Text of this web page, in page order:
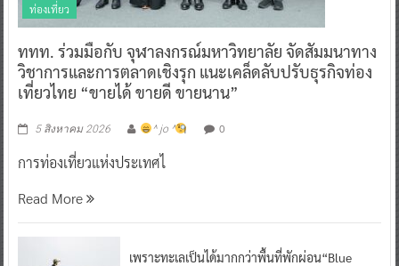
ท่องเที่ยว
ททท. ร่วมมือกับ จุฬาลงกรณ์มหาวิทยาลัย จัดสัมมนาทาง
วิชาการและการตลาดเชิงรุก แนะเคล็ดลับปรับธุรกิจท่อง
เที่ยวไทย “ขายได้ ขายดี ขายนาน”
5 สิงหาคม 2026 ^ jo ^ 0
การท่องเที่ยวแห่งประเทศไ
Read More
เพราะทะเลเป็นได้มากกว่าพื้นที่พักผ่อน“Blue